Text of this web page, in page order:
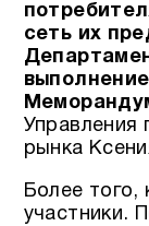
сеть их
Управления
рынка
Более того,
участники.